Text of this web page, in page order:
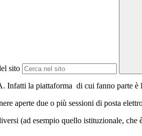
sito
la piattaforma di cui fanno parte è
aperte due o più sessioni di posta
(ad esempio quello istituzionale, che